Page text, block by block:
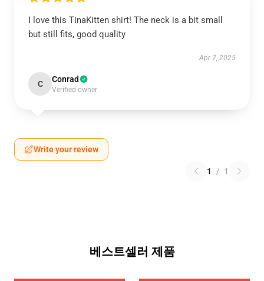
I love this TinaKitten shirt! The neck is a bit small
but still fits, good quality
Apr 7, 2025
C Conrad
Verified owner
Write your review
1 / 1
베스트셀러 제품